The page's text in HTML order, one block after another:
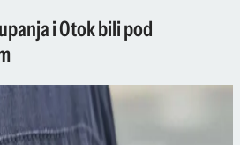
i Otok bili pod